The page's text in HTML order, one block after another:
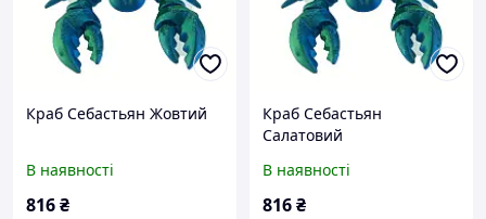
Краб Себастьян Жовтий
В наявності
816₴
Краб Себастьян
Салатовий
В наявності
816₴